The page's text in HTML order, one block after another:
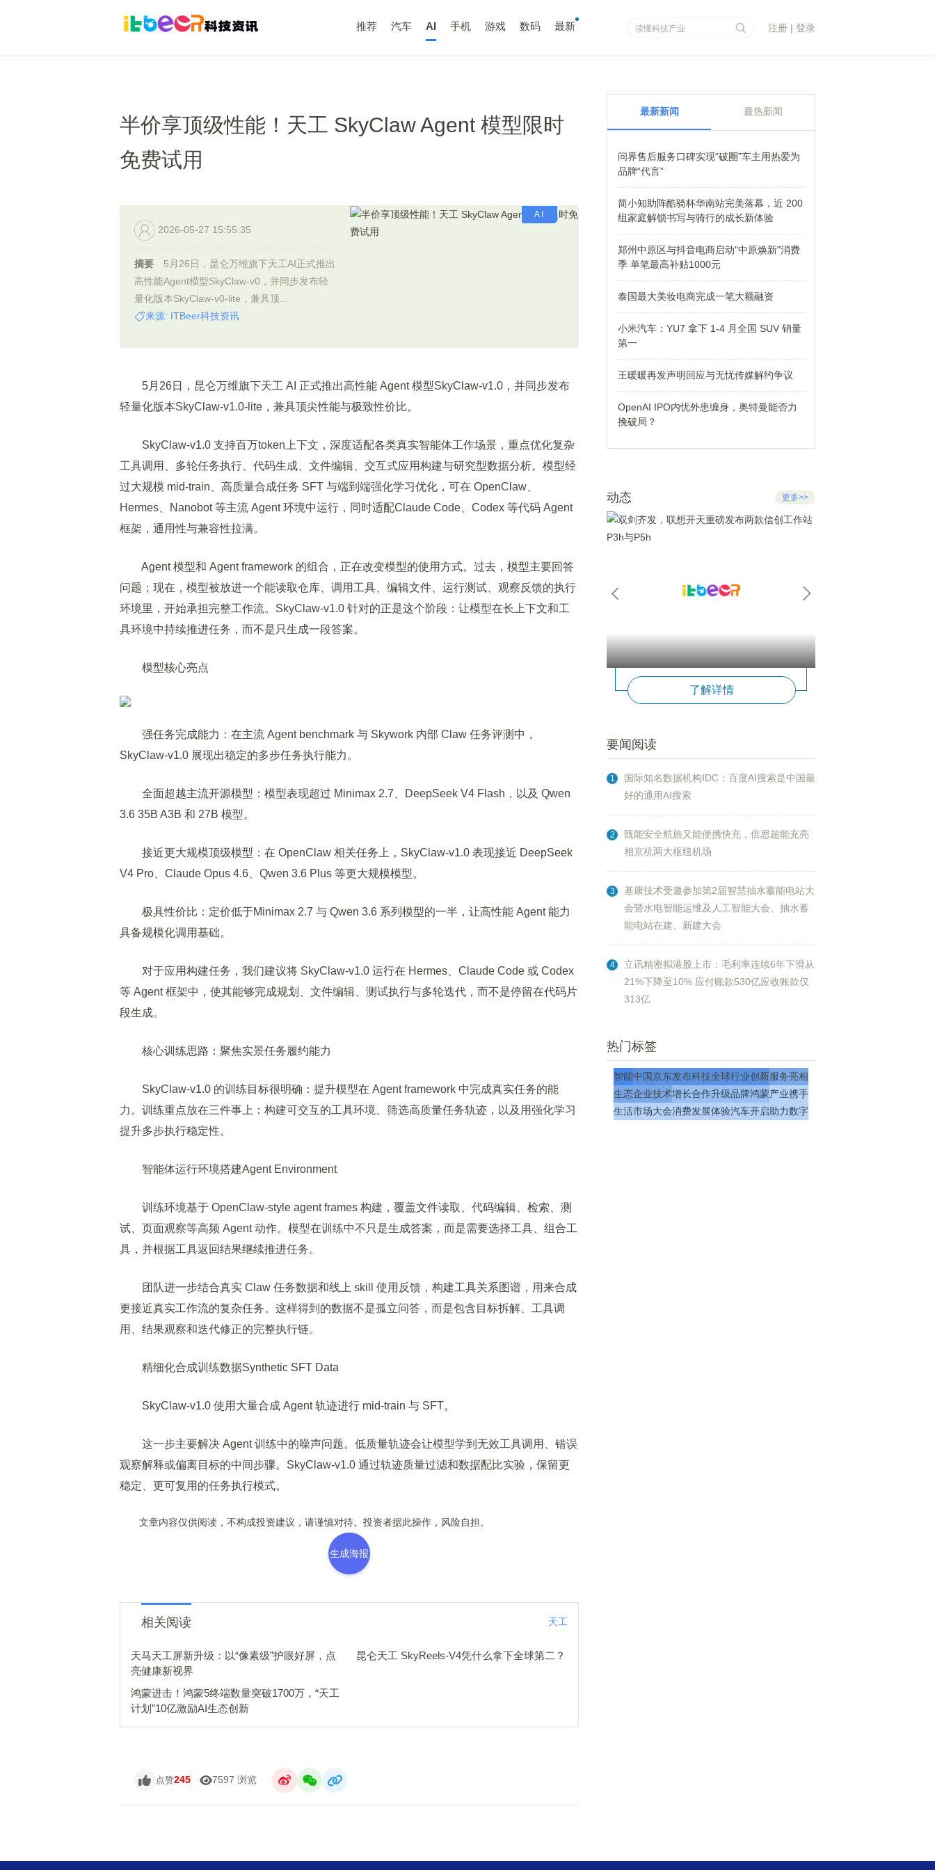
推荐 汽车 AI 手机 游戏 数码 最新 注册 | 登录
半价享顶级性能！天工 SkyClaw Agent 模型限时
免费试用
AI
2026-05-27 15:55:35
摘要
5月26日，昆仑万维旗下天工AI正式推出
高性能Agent模型SkyClaw-v0，并同步发布轻
量化版本SkyClaw-v0-lite，兼具顶...
来源: ITBeer科技资讯
5月26日，昆仑万维旗下天工 AI 正式推出高性能 Agent 模型SkyClaw-v1.0，并同步发布
轻量化版本SkyClaw-v1.0-lite，兼具顶尖性能与极致性价比。
SkyClaw-v1.0 支持百万token上下文，深度适配各类真实智能体工作场景，重点优化复杂
工具调用、多轮任务执行、代码生成、文件编辑、交互式应用构建与研究型数据分析。模型经
过大规模 mid-train、高质量合成任务 SFT 与端到端强化学习优化，可在 OpenClaw、
Hermes、Nanobot 等主流 Agent 环境中运行，同时适配Claude Code、Codex 等代码 Agent
框架，通用性与兼容性拉满。
Agent 模型和 Agent framework 的组合，正在改变模型的使用方式。过去，模型主要回答
问题；现在，模型被放进一个能读取仓库、调用工具、编辑文件、运行测试、观察反馈的执行
环境里，开始承担完整工作流。SkyClaw-v1.0 针对的正是这个阶段：让模型在长上下文和工
具环境中持续推进任务，而不是只生成一段答案。
模型核心亮点
强任务完成能力：在主流 Agent benchmark 与 Skywork 内部 Claw 任务评测中，
SkyClaw-v1.0 展现出稳定的多步任务执行能力。
全面超越主流开源模型：模型表现超过 Minimax 2.7、DeepSeek V4 Flash，以及 Qwen
3.6 35B A3B 和 27B 模型。
接近更大规模顶级模型：在 OpenClaw 相关任务上，SkyClaw-v1.0 表现接近 DeepSeek
V4 Pro、Claude Opus 4.6、Qwen 3.6 Plus 等更大规模模型。
极具性价比：定价低于Minimax 2.7 与 Qwen 3.6 系列模型的一半，让高性能 Agent 能力
具备规模化调用基础。
对于应用构建任务，我们建议将 SkyClaw-v1.0 运行在 Hermes、Claude Code 或 Codex
等 Agent 框架中，使其能够完成规划、文件编辑、测试执行与多轮迭代，而不是停留在代码片
段生成。
核心训练思路：聚焦实景任务履约能力
SkyClaw-v1.0 的训练目标很明确：提升模型在 Agent framework 中完成真实任务的能
力。训练重点放在三件事上：构建可交互的工具环境、筛选高质量任务轨迹，以及用强化学习
提升多步执行稳定性。
智能体运行环境搭建Agent Environment
训练环境基于 OpenClaw-style agent frames 构建，覆盖文件读取、代码编辑、检索、测
试、页面观察等高频 Agent 动作。模型在训练中不只是生成答案，而是需要选择工具、组合工
具，并根据工具返回结果继续推进任务。
团队进一步结合真实 Claw 任务数据和线上 skill 使用反馈，构建工具关系图谱，用来合成
更接近真实工作流的复杂任务。这样得到的数据不是孤立问答，而是包含目标拆解、工具调
用、结果观察和迭代修正的完整执行链。
精细化合成训练数据Synthetic SFT Data
SkyClaw-v1.0 使用大量合成 Agent 轨迹进行 mid-train 与 SFT。
这一步主要解决 Agent 训练中的噪声问题。低质量轨迹会让模型学到无效工具调用、错误
观察解释或偏离目标的中间步骤。SkyClaw-v1.0 通过轨迹质量过滤和数据配比实验，保留更
稳定、更可复用的任务执行模式。
文章内容仅供阅读，不构成投资建议，请谨慎对待。投资者据此操作，风险自担。
生成海报
相关阅读 天工
天马天工屏新升级：以“像素级”护眼好屏，点
亮健康新视界
昆仑天工 SkyReels-V4凭什么拿下全球第二？
鸿蒙进击！鸿蒙5终端数量突破1700万，“天工
计划”10亿激励AI生态创新
点赞245 7597 浏览
最新新闻 最热新闻
问界售后服务口碑实现“破圈”车主用热爱为
品牌“代言”
简小知助阵酷骑杯华南站完美落幕，近 200
组家庭解锁书写与骑行的成长新体验
郑州中原区与抖音电商启动"中原焕新"消费
季 单笔最高补贴1000元
泰国最大美妆电商完成一笔大额融资
小米汽车：YU7 拿下 1-4 月全国 SUV 销量
第一
王暖暖再发声明回应与无忧传媒解约争议
OpenAI IPO内忧外患缠身，奥特曼能否力
挽破局？
动态 更多>>
了解详情
要闻阅读
1
国际知名数据机构IDC：百度AI搜索是中国最
好的通用AI搜索
2
既能安全航旅又能便携快充，倍思超能充亮
相京杭两大枢纽机场
3
基康技术受邀参加第2届智慧抽水蓄能电站大
会暨水电智能运维及人工智能大会、抽水蓄
能电站在建、新建大会
4
立讯精密拟港股上市：毛利率连续6年下滑从
21%下降至10% 应付账款530亿应收账款仅
313亿
热门标签
智能中国京东发布科技全球行业创新服务亮相
生态企业技术增长合作升级品牌鸿蒙产业携手
生活市场大会消费发展体验汽车开启助力数字